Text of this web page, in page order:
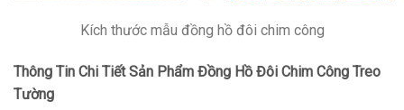
Kích thước mẫu đồng hồ đôi chim công
Thông Tin Chi Tiết Sản Phẩm Đồng Hồ Đôi Chim Công Treo
Tường